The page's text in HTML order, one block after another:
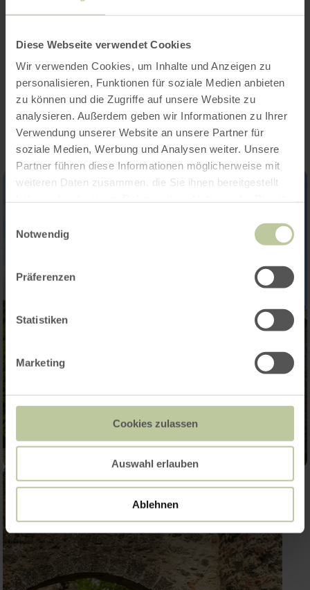
Diese Webseite verwendet Cookies
Wir verwenden Cookies, um Inhalte und Anzeigen zu
personalisieren, Funktionen für soziale Medien anbieten
zu können und die Zugriffe auf unsere Website zu
analysieren. Außerdem geben wir Informationen zu Ihrer
Verwendung unserer Website an unsere Partner für
soziale Medien, Werbung und Analysen weiter. Unsere
Partner führen diese Informationen möglicherweise mit
weiteren Daten zusammen, die Sie ihnen bereitgestellt
Notwendig
Präferenzen
Statistiken
Marketing
Cookies zulassen
Auswahl erlauben
Ablehnen
More information at:www.adler-wolfspark.de
Impressions